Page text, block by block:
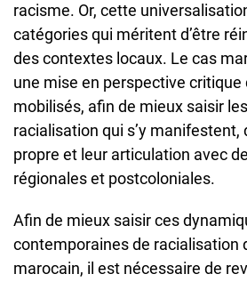
racisme. Or, cette
catégories qui méritent d’être
des contextes locaux. Le cas
une mise en perspective critique
mobilisés, afin de mieux saisir
racialisation qui s’y
propre et leur articulation avec
régionales et postcoloniales.
Afin de mieux saisir ces
contemporaines de racialisation
marocain, il est nécessaire de